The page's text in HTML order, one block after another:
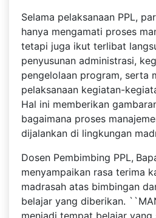
Selama pelaksanaan PPL,
hanya mengamati proses
tetapi juga ikut terlibat
penyusunan administrasi,
pengelolaan program, serta
pelaksanaan kegiatan-
Hal ini memberikan
bagaimana proses
dijalankan di lingkungan
Dosen Pembimbing PPL,
menyampaikan rasa terima
madrasah atas bimbingan
belajar yang diberikan.